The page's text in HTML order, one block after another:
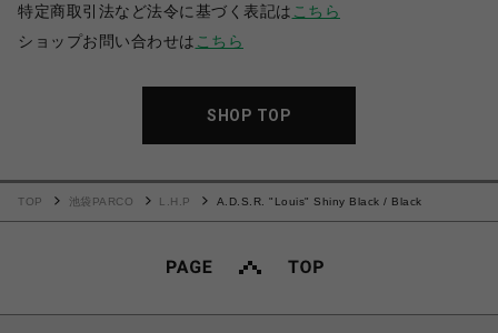
特定商取引法など法令に基づく表記は こちら
ショップお問い合わせは こちら
SHOP TOP
TOP 池袋PARCO L.H.P A.D.S.R. "Louis" Shiny Black / Black